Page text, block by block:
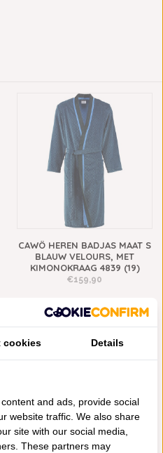
CAWÖ HEREN BADJAS MAAT S
BLAUW VELOURS, MET
KIMONOKRAAG 4839 (19)
€159,90
cookies Details
and ads, provide social
website traffic. We also share
site with our social media,
These partners may